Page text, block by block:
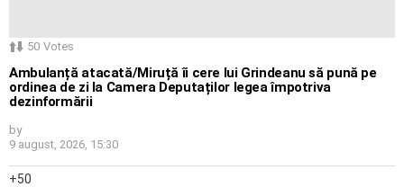
50 Votes
Ambulanță atacată/Miruță îi cere lui Grindeanu să pună pe
ordinea de zi la Camera Deputaților legea împotriva
dezinformării
by
9 august, 2026, 15:30
50